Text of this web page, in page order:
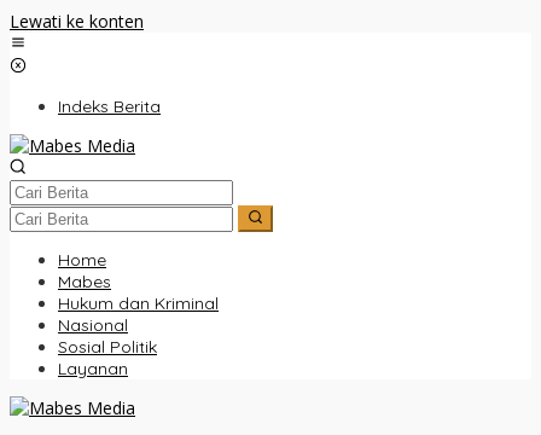
Lewati ke konten
Indeks Berita
Home
Mabes
Hukum dan Kriminal
Nasional
Sosial Politik
Layanan